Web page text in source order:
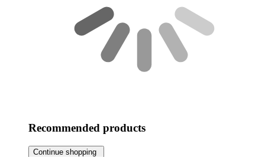
Recommended products
Continue shopping